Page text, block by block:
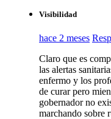
Visibilidad
hace 2 meses
Claro que es
las alertas
enfermo y los
de curar pero
gobernador no
marchando sobre